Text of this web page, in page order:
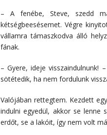
– A fenébe, Steve, szedd
kétségbeesésemet. Végre
vállamra támaszkodva álló
fának.
– Gyere, ideje
sötétedik, ha nem fordulunk
Valójában rettegtem. Kezdett
indulni egyedül, akkor se lenne
erdőt, se a lakóit, így nem volt